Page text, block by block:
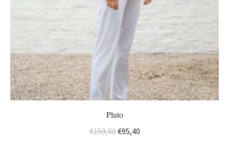
Pluto
€159,00Oorspronkelijke
€95,40Huidige